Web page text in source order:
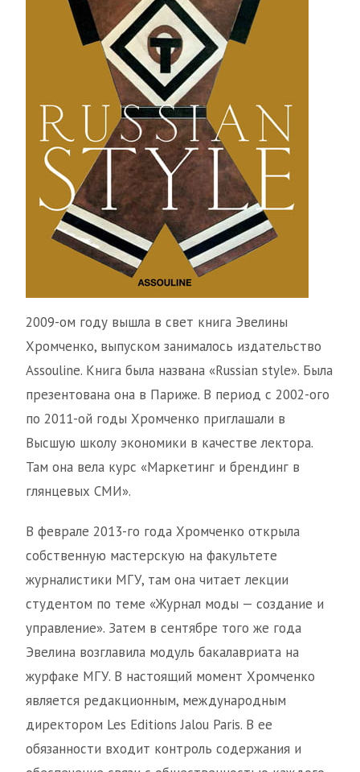
2009-ом году вышла в свет книга Эвелины
Хромченко, выпуском занималось издательство
Assouline. Книга была названа «Russian style». Была
презентована она в Париже. В период с 2002-ого
по 2011-ой годы Хромченко приглашали в
Высшую школу экономики в качестве лектора.
Там она вела курс «Маркетинг и брендинг в
глянцевых СМИ».
В феврале 2013-го года Хромченко открыла
собственную мастерскую на факультете
журналистики МГУ, там она читает лекции
студентом по теме «Журнал моды — создание и
управление». Затем в сентябре того же года
Эвелина возглавила модуль бакалавриата на
журфаке МГУ. В настоящий момент Хромченко
является редакционным, международным
директором Les Editions Jalou Paris. В ее
обязанности входит контроль содержания и